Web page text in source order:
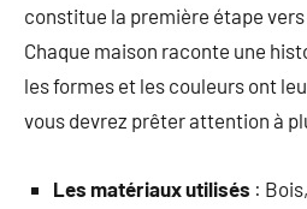
constitue la première étape
Chaque maison raconte une
les formes et les couleurs ont
vous devrez prêter attention à
Les matériaux utilisés :